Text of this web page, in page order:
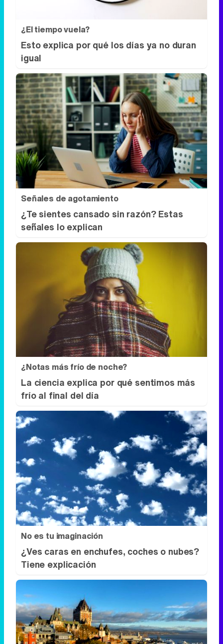
¿El tiempo vuela?
Esto explica por qué los días ya no duran
igual
Señales de agotamiento
¿Te sientes cansado sin razón? Estas
señales lo explican
¿Notas más frío de noche?
La ciencia explica por qué sentimos más
frío al final del día
No es tu imaginación
¿Ves caras en enchufes, coches o nubes?
Tiene explicación